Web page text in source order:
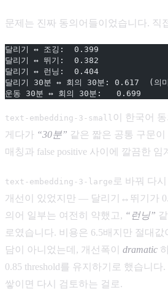
문제는 진짜 동의어들이었습니다. 직
달리기 ↔ 조깅:  0.399
달리기 ↔ 뛰기:  0.382
달리기 ↔ 런닝:  0.404
달리기 30분 ↔ 회의 30분: 0.617  (의
운동 30분 ↔ 회의 30분:   0.699
text-embedding-3-small 이 한국어
게다가 “30분” 같은 짧은 공통 구문이
매칭과 false positive 사이에 깔끔한
text-embedding-3-large 로 바꿔 다
개선이 있었지만 — 달리기↔뛰기가
의어 일부는 여전히 약했고, “런닝”
로였습니다. 비용은 6.5배지만 절대
담이 아니었는데, 개선폭이 dramatic
0.85 threshold를 유지하기로 했습니
쌓이면 다시 검토하는 걸로.